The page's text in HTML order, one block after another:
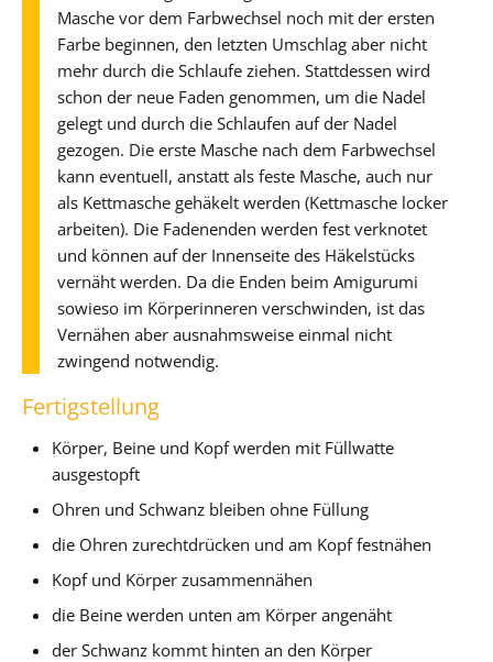
Masche vor dem Farbwechsel noch mit der ersten
Farbe beginnen, den letzten Umschlag aber nicht
mehr durch die Schlaufe ziehen. Stattdessen wird
schon der neue Faden genommen, um die Nadel
gelegt und durch die Schlaufen auf der Nadel
gezogen. Die erste Masche nach dem Farbwechsel
kann eventuell, anstatt als feste Masche, auch nur
als Kettmasche gehäkelt werden (Kettmasche locker
arbeiten). Die Fadenenden werden fest verknotet
und können auf der Innenseite des Häkelstücks
vernäht werden. Da die Enden beim Amigurumi
sowieso im Körperinneren verschwinden, ist das
Vernähen aber ausnahmsweise einmal nicht
zwingend notwendig.
Fertigstellung
Körper, Beine und Kopf werden mit Füllwatte
ausgestopft
Ohren und Schwanz bleiben ohne Füllung
die Ohren zurechtdrücken und am Kopf festnähen
Kopf und Körper zusammennähen
die Beine werden unten am Körper angenäht
der Schwanz kommt hinten an den Körper